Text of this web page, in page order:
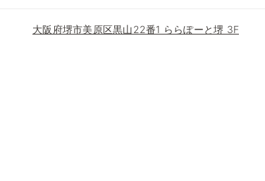
大阪府堺市美原区黒山22番1 ららぽーと堺 3F